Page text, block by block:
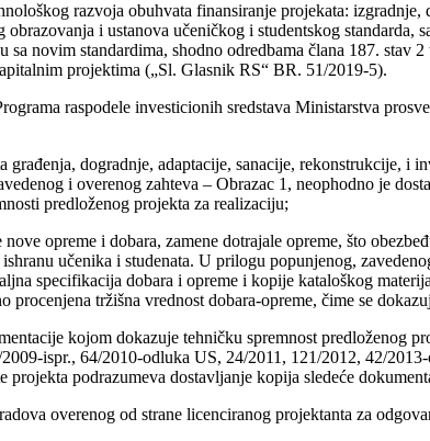
razvoja obuhvata finansiranje projekata:
i ustanova učeničkog i studentskog
novim standardima, shodno odredbama člana 187. stav
projektima („Sl. Glasnik RS“ BR. 51/2019-5).
raspodele investicionih sredstava Ministarstva
dogradnje, adaptacije, sanacije, rekonstrukcije, i
i overenog zahteva – Obrazac 1, neophodno je
predloženog projekta za realizaciju;
opreme i dobara, zamene dotrajale opreme, što
učenika i studenata. U prilogu popunjenog,
specifikacija dobara i opreme i kopije kataloškog
tržišna vrednost dobara-opreme, čime se
kojom dokazuje tehničku spremnost predloženog
ispr., 64/2010-odluka US, 24/2011, 121/2012, 42/
podrazumeva dostavljanje kopija sledeće
overenog od strane licenciranog projektanta za